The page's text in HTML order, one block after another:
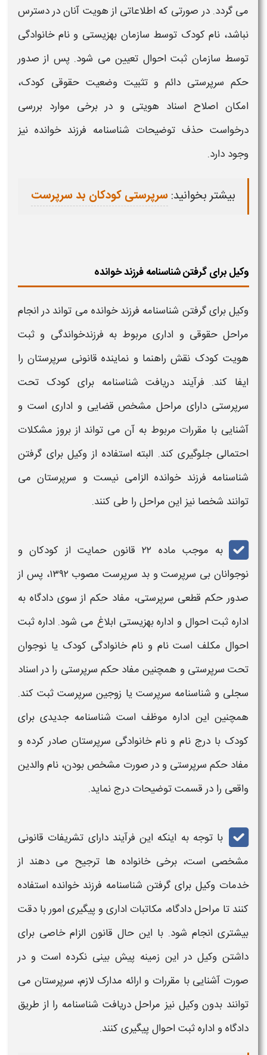
می‌ گردد. در صورتی که اطلاعاتی از هویت آنان در دسترس
نباشد، نام کودک توسط سازمان بهزیستی و نام خانوادگی
توسط سازمان ثبت احوال تعیین می‌ شود. پس از صدور
حکم سرپرستی دائم و تثبیت وضعیت حقوقی کودک،
امکان اصلاح اسناد هویتی و در برخی موارد بررسی
درخواست حذف توضیحات شناسنامه فرزند خوانده نیز
وجود دارد.
بیشتر بخوانید:سرپرستی کودکان بد سرپرست
وکیل برای گرفتن شناسنامه فرزند خوانده
وکیل برای گرفتن شناسنامه فرزند خوانده می‌ تواند در انجام
مراحل حقوقی و اداری مربوط به فرزندخواندگی و ثبت
هویت کودک نقش راهنما و نماینده قانونی سرپرستان را
ایفا کند. فرآیند دریافت شناسنامه برای کودک تحت
سرپرستی دارای مراحل مشخص قضایی و اداری است و
آشنایی با مقررات مربوط به آن می‌ تواند از بروز مشکلات
احتمالی جلوگیری کند. البته استفاده از وکیل برای گرفتن
شناسنامه فرزند خوانده الزامی نیست و سرپرستان می‌
توانند شخصا نیز این مراحل را طی کنند.
به موجب ماده ۲۲ قانون حمایت از کودکان و
نوجوانان بی‌ سرپرست و بد سرپرست مصوب ۱۳۹۲، پس از
صدور حکم قطعی سرپرستی، مفاد حکم از سوی دادگاه به
اداره ثبت احوال و اداره بهزیستی ابلاغ می‌ شود. اداره ثبت
احوال مکلف است نام و نام خانوادگی کودک یا نوجوان
تحت سرپرستی و همچنین مفاد حکم سرپرستی را در اسناد
سجلی و شناسنامه سرپرست یا زوجین سرپرست ثبت کند.
همچنین این اداره موظف است شناسنامهجدیدی برای
کودک با درج نام و نام خانوادگی سرپرستان صادر کرده و
مفاد حکم سرپرستی و در صورت مشخص بودن، نام والدین
واقعی را در قسمت توضیحات درج نماید.
با توجه به اینکه این فرآیند دارای تشریفات قانونی
مشخصی است، برخی خانواده‌ ها ترجیح می‌ دهند از
خدمات وکیل برای گرفتن شناسنامه فرزند خوانده استفاده
کنند تا مراحل دادگاه، مکاتبات اداری و پیگیری امور با دقت
بیشتری انجام شود. با این حال قانون الزام خاصی برای
داشتن وکیل در این زمینه پیش‌ بینی نکرده است و در
صورت آشنایی با مقررات و ارائه مدارک لازم، سرپرستان می‌
توانند بدون وکیل نیز مراحل دریافت شناسنامه را از طریق
دادگاه و اداره ثبت احوال پیگیری کنند.